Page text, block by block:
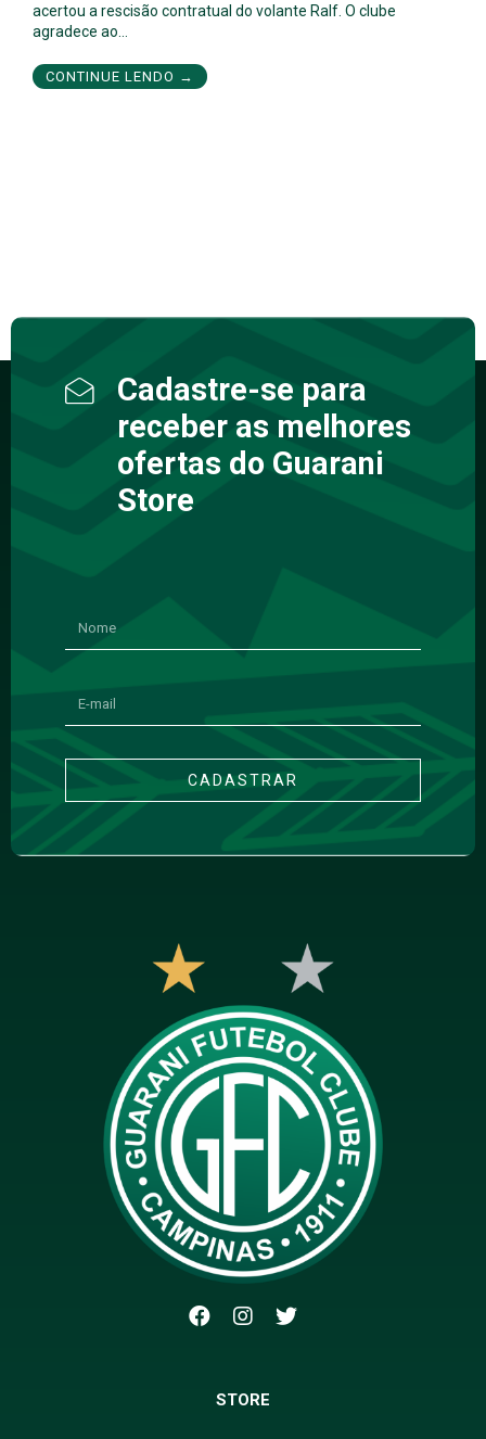
acertou a rescisão contratual do volante Ralf. O clube
agradece ao…
CONTINUE LENDO →
Cadastre-se para
receber as melhores
ofertas do Guarani
Store
CADASTRAR
STORE